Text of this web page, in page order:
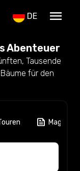
DE menu
Abenteuer
Tausende
für den
feed Magazin